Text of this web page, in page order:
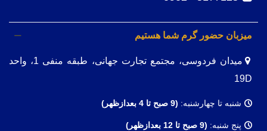
میزبان حضور گرم شما هستیم
میدان فردوسی، مجتمع تجارت جهانی، طبقه منفی 1، واحد
19D
شنبه تا چهارشنبه: (9 صبح تا 4 بعدازظهر)
پنج شنبه: (9 صبح تا 12 بعدازظهر)